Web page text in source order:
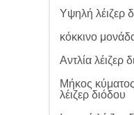
Υψηλή λέιζερ
κόκκινο
Αντλία λέιζερ
Μήκος
λέιζερ διόδου